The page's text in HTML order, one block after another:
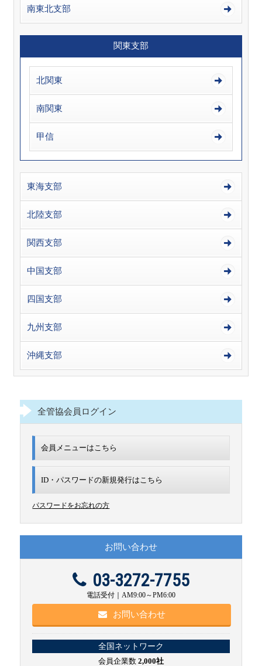
南東北支部
関東支部
北関東
南関東
甲信
東海支部
北陸支部
関西支部
中国支部
四国支部
九州支部
沖縄支部
全管協会員ログイン
会員メニューはこちら
ID・パスワードの新規発行は こちら
パスワードをお忘れの方
お問い合わせ
03-3272-7755
電話受付｜AM9:00～PM6:00
お問い合わせ
全国ネットワーク
会員企業数 2,000社